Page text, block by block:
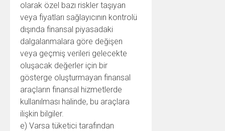
olarak özel bazı riskler taşıyan
veya fiyatları sağlayıcının kontrolü
dışında finansal piyasadaki
dalgalanmalara göre değişen
veya geçmiş verileri gelecekte
oluşacak değerler için bir
gösterge oluşturmayan finansal
araçların finansal hizmetlerde
kullanılması halinde, bu araçlara
ilişkin bilgiler.
e) Varsa tüketici tarafından